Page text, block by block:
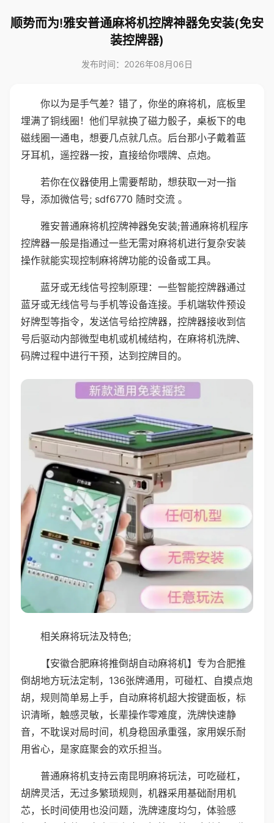
顺势而为!雅安普通麻将机控牌神器免安装(免安
装控牌器)
发布时间：2026年08月06日
你以为是手气差？错了，你坐的麻将机，底板里
埋满了铜线圈！他们早就换了磁力骰子，桌板下的电
磁线圈一通电，想要几点就几点。后台那小子戴着蓝
牙耳机，遥控器一按，直接给你喂牌、点炮。
若你在仪器使用上需要帮助，想获取一对一指
导，添加微信号; sdf6770 随时交流 。
雅安普通麻将机控牌神器免安装;普通麻将机程序
控牌器一般是指通过一些无需对麻将机进行复杂安装
操作就能实现控制麻将牌功能的设备或工具。
蓝牙或无线信号控制原理：一些智能控牌器通过
蓝牙或无线信号与手机等设备连接。手机端软件预设
好牌型等指令，发送信号给控牌器，控牌器接收到信
号后驱动内部微型电机或机械结构，在麻将机洗牌、
码牌过程中进行干预，达到控牌目的。
相关麻将玩法及特色;
【安徽合肥麻将推倒胡自动麻将机】专为合肥推
倒胡地方玩法定制，136张牌通用，可碰杠、自摸点炮
胡，规则简单易上手，自动麻将机超大按键面板，标
识清晰，触感灵敏，长辈操作零难度，洗牌快速静
音，不耽误对局时间，机身稳固承重强，家用娱乐耐
用省心，是家庭聚会的欢乐担当。
普通麻将机支持云南昆明麻将玩法，可吃碰杠，
胡牌灵活，无过多繁琐规则，机器采用基础耐用机
芯，长时间使用也没问题，洗牌速度均匀，体验感